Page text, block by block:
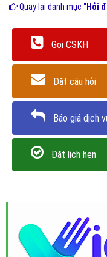
Quay lại danh mục "Hỏi
Gọi CSKH
Đặt câu hỏi
Báo giá dịch
Đặt lịch hẹn